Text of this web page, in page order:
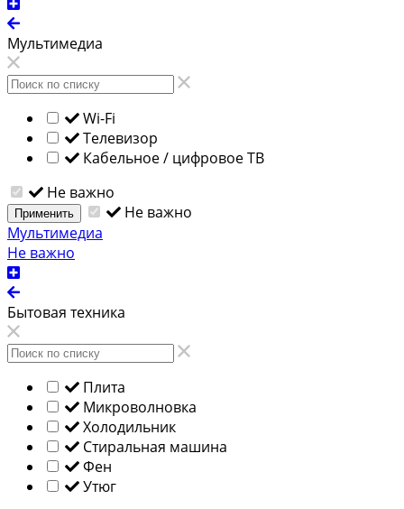
Мультимедиа
Wi-Fi
Телевизор
Кабельное / цифровое ТВ
Не важно
Применить
Не важно
Мультимедиа
Не важно
Бытовая техника
Плита
Микроволновка
Холодильник
Стиральная машина
Фен
Утюг